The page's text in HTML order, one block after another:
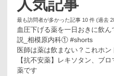
人気記事
最も訪問者が多かった記事 10 件 (過去
血圧下げる薬を一日おきに飲
説_相模原内科① #shorts
医師は薬は飲まない？これホ
【抗不安薬】レキソタン、ブ
薬です